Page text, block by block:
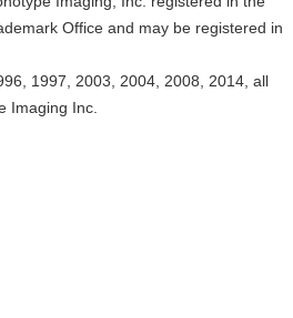
Office and may be registered in
1997, 2003, 2004, 2008, 2014, all
Imaging Inc.